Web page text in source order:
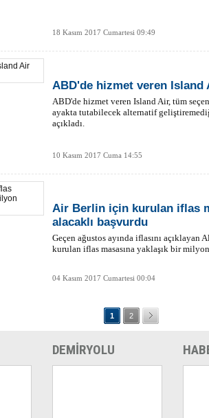
18 Kasım 2017 Cumartesi 09:49
ABD'de hizmet veren Island
ABD'de hizmet veren Island Air, tüm
ayakta tutabilecek alternatif
açıkladı.
10 Kasım 2017 Cuma 14:55
Air Berlin için kurulan iflas
alacaklı başvurdu
Geçen ağustos ayında iflasını
kurulan iflas masasına yaklaşık bir
04 Kasım 2017 Cumartesi 00:04
1 2
DEMİRYOLU